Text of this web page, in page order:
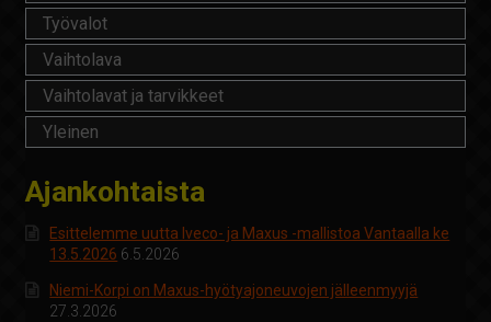
Työvalot
Vaihtolava
Vaihtolavat ja tarvikkeet
Yleinen
Ajankohtaista
Esittelemme uutta Iveco- ja Maxus -mallistoa Vantaalla ke
13.5.2026 6.5.2026
Niemi-Korpi on Maxus-hyötyajoneuvojen jälleenmyyjä
27.3.2026